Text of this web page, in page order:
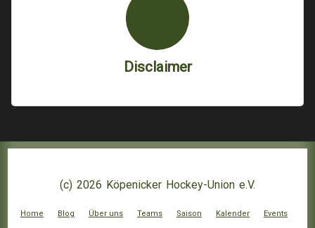
Disclaimer
(c) 2026 Köpenicker Hockey-Union e.V.
Home Blog Über uns Teams Saison Kalender Events